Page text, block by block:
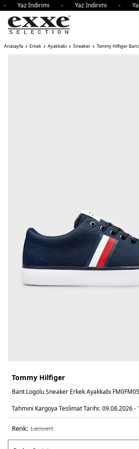
- Yaz İndirimi - Yaz İndirimi -
Anasayfa Erkek Ayakkabı Sneaker Tommy Hilfiger
Tommy Hilfiger
Bant Logolu Sneaker Erkek Ayakkabı
Tahmini Kargoya Teslimat Tarihi: 09.08.2026 -
Renk: laci̇vert